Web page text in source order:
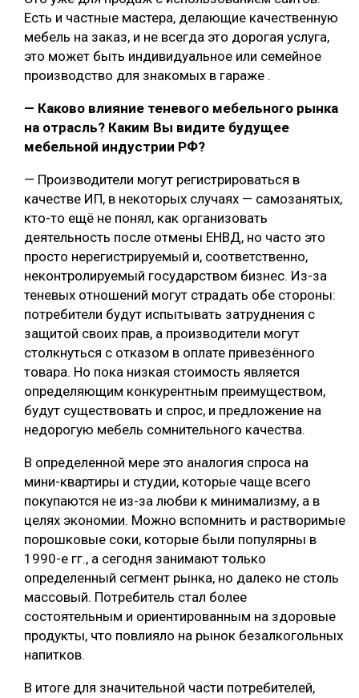
Есть и частные мастера, делающие качественную
мебель на заказ, и не всегда это дорогая услуга,
это может быть индивидуальное или семейное
производство для знакомых в гараже .
— Каково влияние теневого мебельного рынка
на отрасль? Каким Вы видите будущее
мебельной индустрии РФ?
— Производители могут регистрироваться в
качестве ИП, в некоторых случаях — самозанятых,
кто-то ещё не понял, как организовать
деятельность после отмены ЕНВД, но часто это
просто нерегистрируемый и, соответственно,
неконтролируемый государством бизнес. Из-за
теневых отношений могут страдать обе стороны:
потребители будут испытывать затруднения с
защитой своих прав, а производители могут
столкнуться с отказом в оплате привезённого
товара. Но пока низкая стоимость является
определяющим конкурентным преимуществом,
будут существовать и спрос, и предложение на
недорогую мебель сомнительного качества.
В определенной мере это аналогия спроса на
мини-квартиры и студии, которые чаще всего
покупаются не из-за любви к минимализму, а в
целях экономии. Можно вспомнить и растворимые
порошковые соки, которые были популярны в
1990-е гг., а сегодня занимают только
определенный сегмент рынка, но далеко не столь
массовый. Потребитель стал более
состоятельным и ориентированным на здоровые
продукты, что повлияло на рынок безалкогольных
напитков.
В итоге для значительной части потребителей,